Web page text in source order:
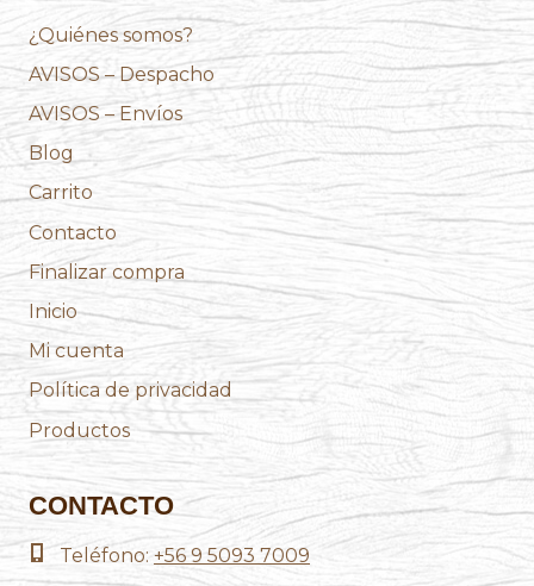
¿Quiénes somos?
AVISOS – Despacho
AVISOS – Envíos
Blog
Carrito
Contacto
Finalizar compra
Inicio
Mi cuenta
Política de privacidad
Productos
CONTACTO
Teléfono: +56 9 5093 7009